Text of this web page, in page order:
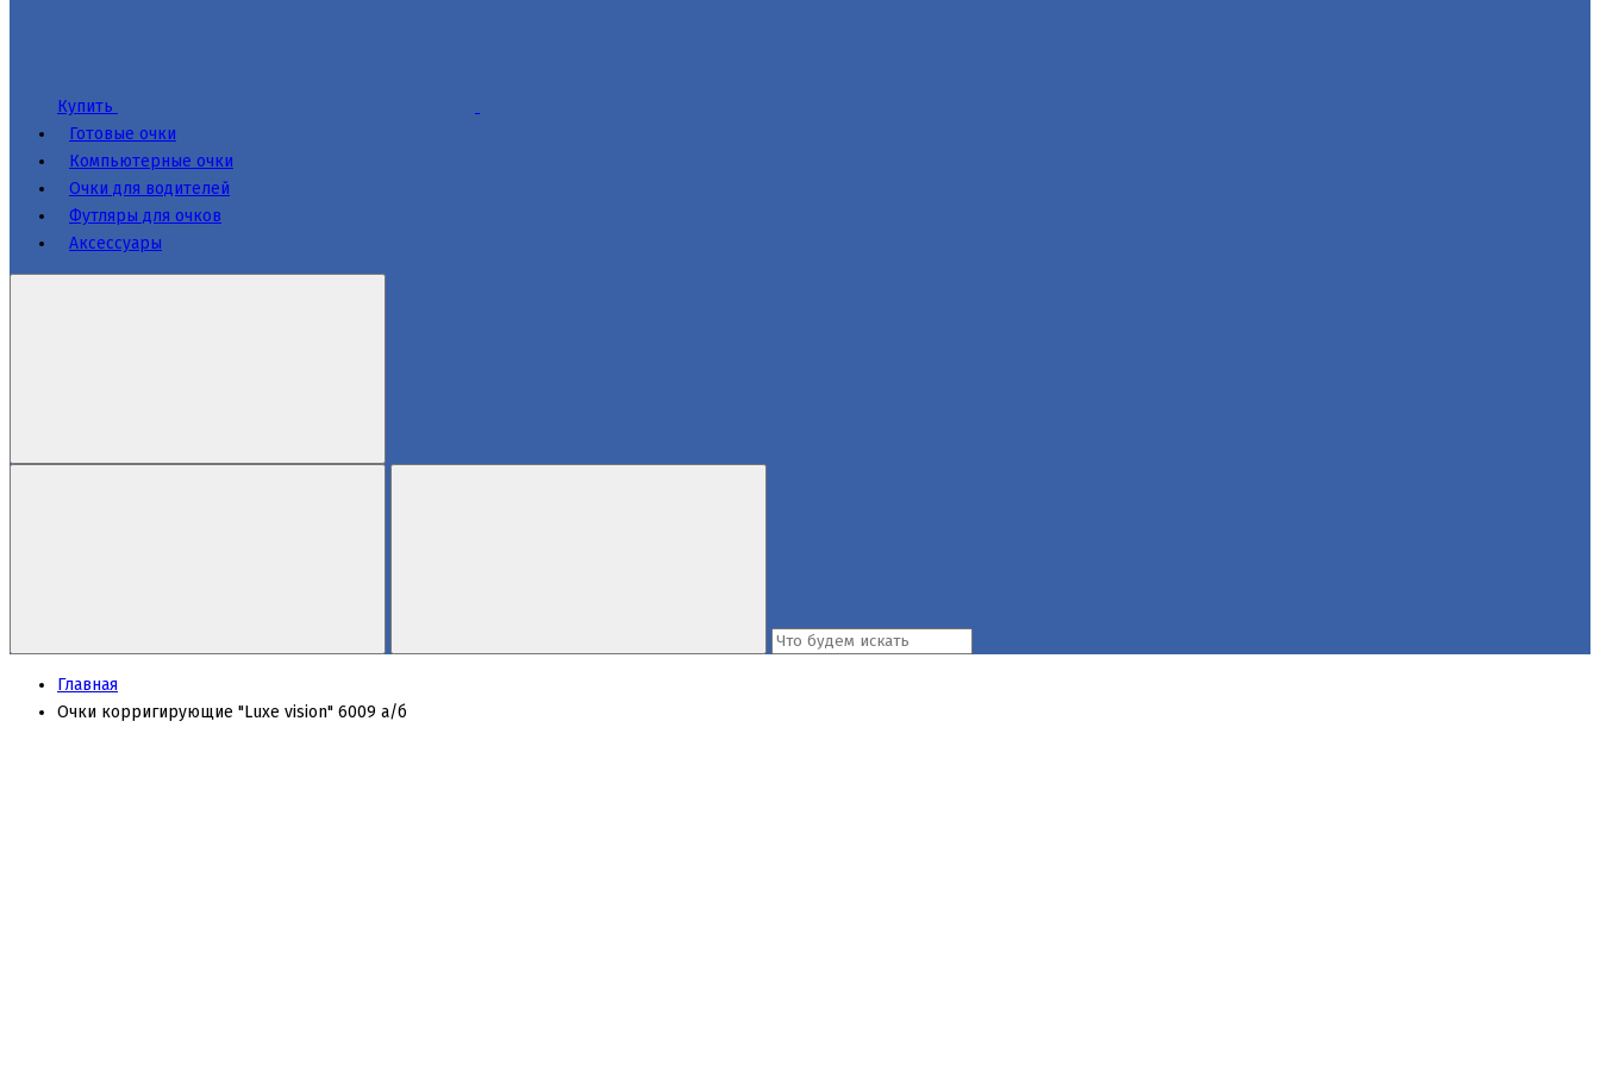
Купить
Готовые очки
Компьютерные очки
Очки для водителей
Футляры для очков
Аксессуары
Главная
Очки корригирующие "Luxe vision" 6009 а/б